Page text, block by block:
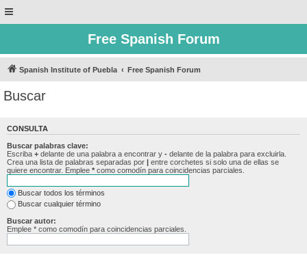
Free Spanish Forum
Spanish Institute of Puebla Free Spanish Forum
Buscar
CONSULTA
Buscar palabras clave:
Escriba + delante de una palabra a encontrar y - delante de la palabra para excluirla.
Crea una lista de palabras separadas por | entre corchetes si solo una de ellas se
quiere encontrar. Emplee * como comodín para coincidencias parciales.
Buscar todos los términos
Buscar cualquier término
Buscar autor:
Emplee * como comodín para coincidencias parciales.